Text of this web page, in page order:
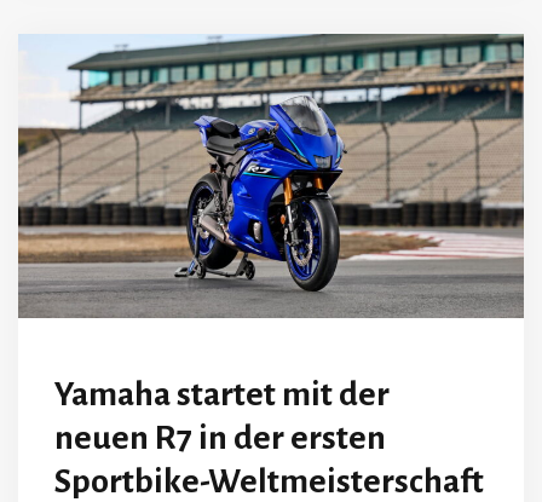
Yamaha startet mit der
neuen R7 in der ersten
Sportbike-Weltmeisterschaft